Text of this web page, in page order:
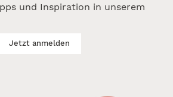
Firmenneubau:
und Inspiration in unserem
Jetzt anmelden